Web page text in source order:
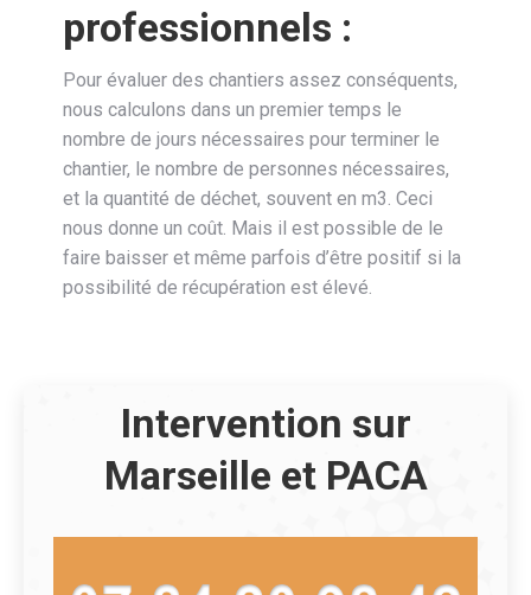
professionnels :
Pour évaluer des chantiers assez conséquents,
nous calculons dans un premier temps le
nombre de jours nécessaires pour terminer le
chantier, le nombre de personnes nécessaires,
et la quantité de déchet, souvent en m3. Ceci
nous donne un coût. Mais il est possible de le
faire baisser et même parfois d’être positif si la
possibilité de récupération est élevé.
Intervention sur
Marseille et PACA